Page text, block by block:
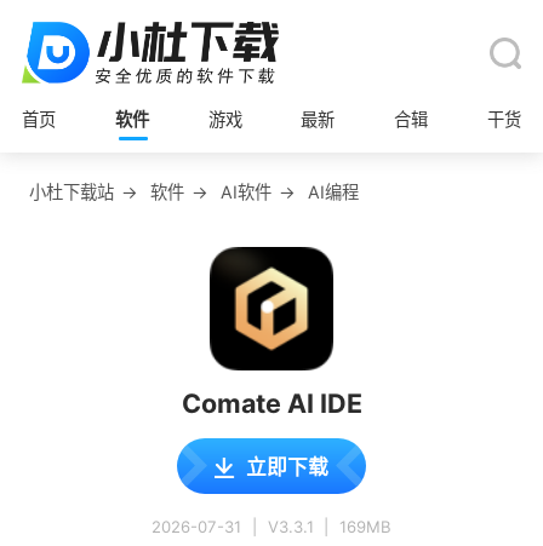
首页 软件 游戏 最新 合辑 干货
小杜下载站 → 软件 → AI软件 → AI编程
Comate AI IDE
立即下载
2026-07-31 V3.3.1 169MB